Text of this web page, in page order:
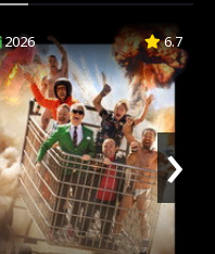
2026 6.7
›